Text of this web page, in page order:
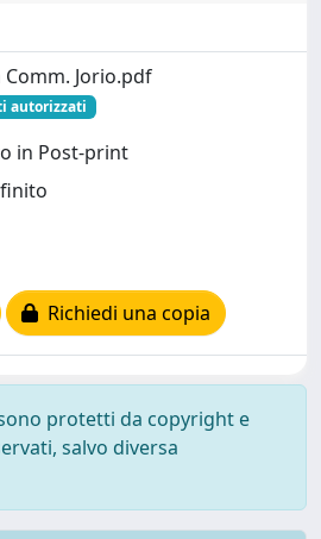
Jorio.pdf
autorizzati
in Post-print
Richiedi una copia
protetti da copyright e
salvo diversa